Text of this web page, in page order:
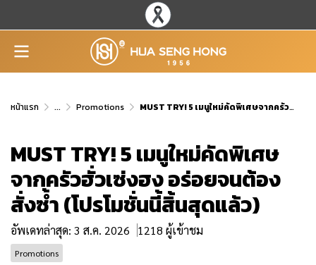
หน้าแรก ... Promotions MUST TRY! 5 เมนูใหม่คัดพิเศษจากครัวฮั่วเซ่งฮง อร่อยจนต้องสั่งซ้ำ (โปรโมชั่นนี้สิ้นสุดแล้ว)
MUST TRY! 5 เมนูใหม่คัดพิเศษ
จากครัวฮั่วเซ่งฮง อร่อยจนต้อง
สั่งซ้ำ (โปรโมชั่นนี้สิ้นสุดแล้ว)
อัพเดทล่าสุด: 3 ส.ค. 2026 1218 ผู้เข้าชม
Promotions